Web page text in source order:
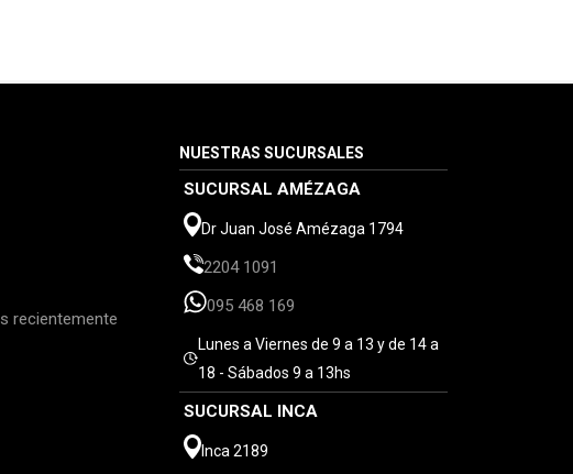
recientemente
NUESTRAS SUCURSALES
SUCURSAL AMÉZAGA
Dr Juan José Amézaga 1794
2204 1091
095 468 169
Lunes a Viernes de 9 a 13 y de 14 a
18 - Sábados 9 a 13hs
SUCURSAL INCA
Inca 2189